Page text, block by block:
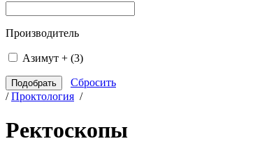
Производитель
Азимут + (3)
Сбросить
/ Проктология /
Ректоскопы